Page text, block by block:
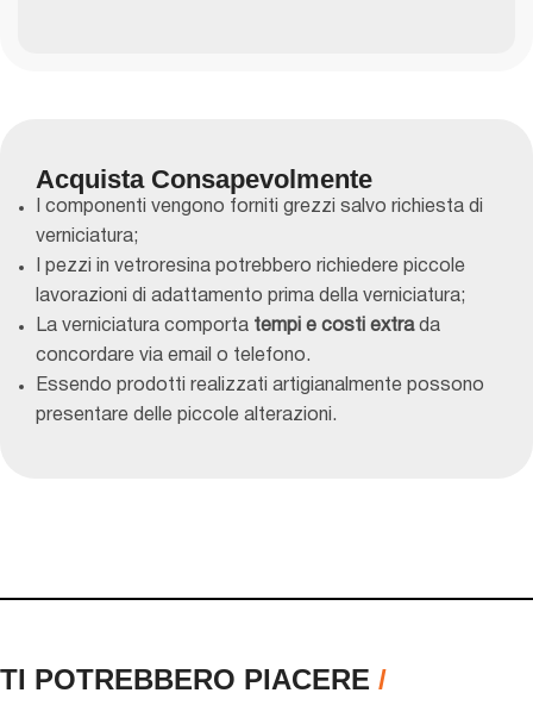
Acquista Consapevolmente
I componenti vengono forniti grezzi salvo richiesta di
verniciatura;
I pezzi in vetroresina potrebbero richiedere piccole
lavorazioni di adattamento prima della verniciatura;
La verniciatura comporta tempi e costi extrada
concordare via email o telefono.
Essendo prodotti realizzati artigianalmente possono
presentare delle piccole alterazioni.
TI POTREBBERO PIACERE /